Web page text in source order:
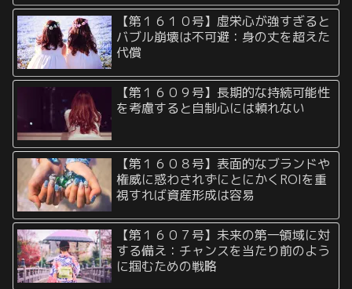
【第１６１０号】虚栄心が強すぎると
バブル崩壊は不可避：身の丈を超えた
代償
【第１６０９号】長期的な持続可能性
を考慮すると自制心には頼れない
【第１６０８号】表面的なブランドや
権威に惑わされずにとにかくROIを重
視すれば資産形成は容易
【第１６０７号】未来の第一領域に対
する備え：チャンスを当たり前のよう
に掴むための戦略